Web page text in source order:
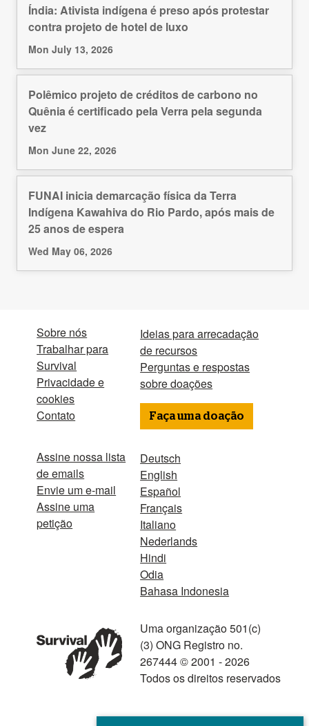
Índia: Ativista indígena é preso após protestar
contra projeto de hotel de luxo
Mon July 13, 2026
Polêmico projeto de créditos de carbono no
Quênia é certificado pela Verra pela segunda
vez
Mon June 22, 2026
FUNAI inicia demarcação física da Terra
Indígena Kawahiva do Rio Pardo, após mais de
25 anos de espera
Wed May 06, 2026
Sobre nós
Trabalhar para
Survival
Privacidade e
cookies
Contato
Assine nossa lista
de emails
Envie um e-mail
Assine uma
petição
Ideias para arrecadação
de recursos
Perguntas e respostas
sobre doações
Faça uma doação
Deutsch
English
Español
Français
Italiano
Nederlands
Hindi
Odia
Bahasa Indonesia
Uma organização 501(c)
(3) ONG Registro no.
267444 © 2001 - 2026
Todos os direitos reservados